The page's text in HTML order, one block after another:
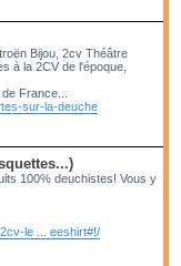
Bijou, 2cv Théâtre
à la 2CV de l'époque,
France...
sur-la-deuche
100% deuchistes! Vous y
le ... eeshirt#!/